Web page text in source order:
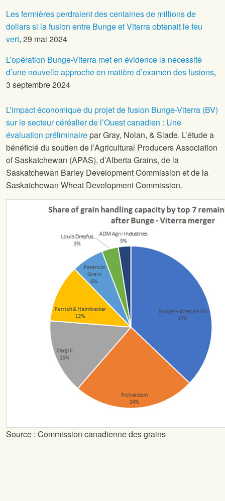
Les fermières perdraient des centaines de millions de
dollars si la fusion entre Bunge et Viterra obtenait le feu
vert, 29 mai 2024
L’opération Bunge-Viterra met en évidence la nécessité
d’une nouvelle approche en matière d’examen des fusions,
3 septembre 2024
L’impact économique du projet de fusion Bunge-Viterra (BV)
sur le secteur céréalier de l’Ouest canadien : Une
évaluation préliminairepar Gray, Nolan, & Slade. L’étude a
bénéficié du soutien de l’Agricultural Producers Association
of Saskatchewan (APAS), d’Alberta Grains, de la
Saskatchewan Barley Development Commission et de la
Saskatchewan Wheat Development Commission.
Source : Commission canadienne des grains